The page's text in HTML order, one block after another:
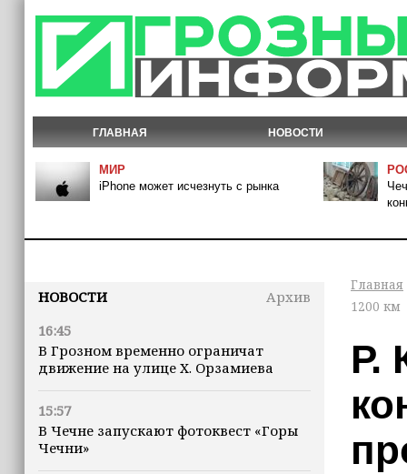
ГЛАВНАЯ НОВОСТИ
МИР
iPhone может исчезнуть с рынка
НОВОСТИ
Архив
16:45
В Грозном временно ограничат
движение на улице Х. Орзамиева
15:57
В Чечне запускают фотоквест «Горы
Чечни»
Главная
1200 км
Р.